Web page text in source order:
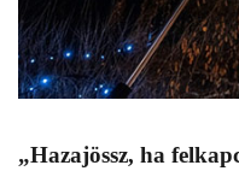
„Hazajössz, ha